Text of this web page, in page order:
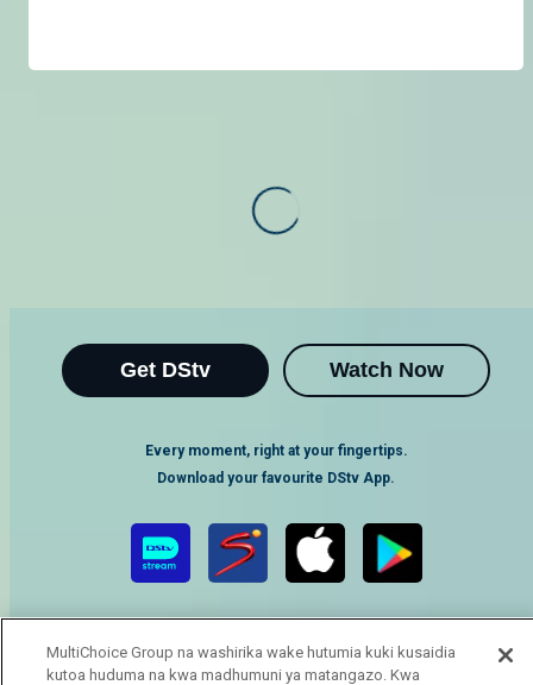
Get DStv Watch Now
Every moment, right at your fingertips.
Download your favourite DStv App.
MultiChoice Group na washirika wake hutumia kuki kusaidia
kutoa huduma na kwa madhumuni ya matangazo. Kwa